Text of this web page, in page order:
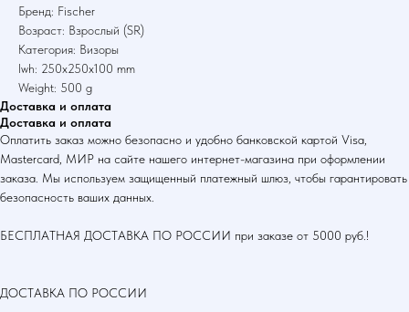
Бренд: Fischer
Возраст: Взрослый (SR)
Категория: Визоры
lwh: 250x250x100 mm
Weight: 500 g
Доставка и оплата
Доставка и оплата
Оплатить заказ можно безопасно и удобно банковской картой Visa,
Mastercard, МИР на сайте нашего интернет-магазина при оформлении
заказа. Мы используем защищенный платежный шлюз, чтобы гарантировать
безопасность ваших данных.
БЕСПЛАТНАЯ ДОСТАВКА ПО РОССИИ при заказе от 5000 руб.!
ДОСТАВКА ПО РОССИИ